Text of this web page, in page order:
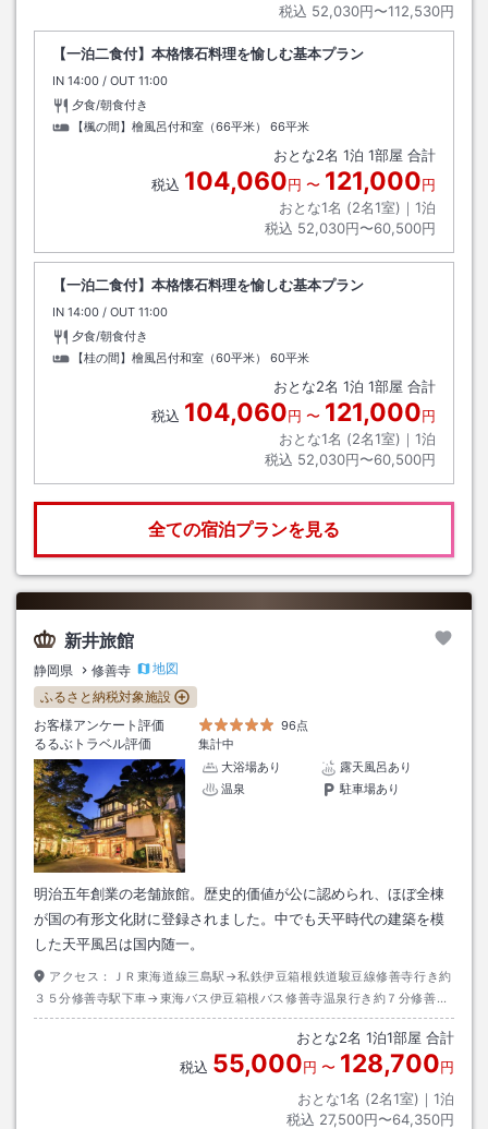
税込 52,030円〜112,530円
【一泊二食付】本格懐石料理を愉しむ基本プラン
IN チェックイン
14:00 / OUT チェックアウト
11:00
夕食/朝食付き
【楓の間】檜風呂付和室（66平米）
66平米
おとな2名 1泊 1部屋 合計
税込 104,060円 〜 121,000円
おとな1名 (2名1室)｜ 1泊
税込 52,030円〜60,500円
【一泊二食付】本格懐石料理を愉しむ基本プラン
IN チェックイン
14:00 / OUT チェックアウト
11:00
夕食/朝食付き
【桂の間】檜風呂付和室（60平米）
60平米
おとな2名 1泊 1部屋 合計
税込 104,060円 〜 121,000円
おとな1名 (2名1室)｜ 1泊
税込 52,030円〜60,500円
全ての宿泊プランを見る
新井旅館
静岡県 修善寺
地図
ふるさと納税対象施設
お客様アンケート評価
96点
るるぶトラベル評価
集計中
大浴場あり
露天風呂あり
温泉
駐車場あり
明治五年創業の老舗旅館。歴史的価値が公に認められ、ほぼ全棟
が国の有形文化財に登録されました。中でも天平時代の建築を模
した天平風呂は国内随一。
アクセス：
ＪＲ東海道線三島駅→私鉄伊豆箱根鉄道駿豆線修善寺行き約
３５分修善寺駅下車→東海バス伊豆箱根バス修善寺温泉行き約７分修善寺
温泉下車→徒歩約５分またはタクシー約７分
おとな2名 1泊1部屋 合計
税込 55,000円 〜 128,700円
おとな1名 (2名1室)｜ 1泊
税込 27,500円〜64,350円